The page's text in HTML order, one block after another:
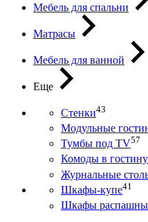
Мебель для спальни
Матрасы
Мебель для ванной
Еще
Стенки43
Модульные
Тумбы под ТV57
Комоды в
Журнальные
Шкафы-купе41
Шкафы